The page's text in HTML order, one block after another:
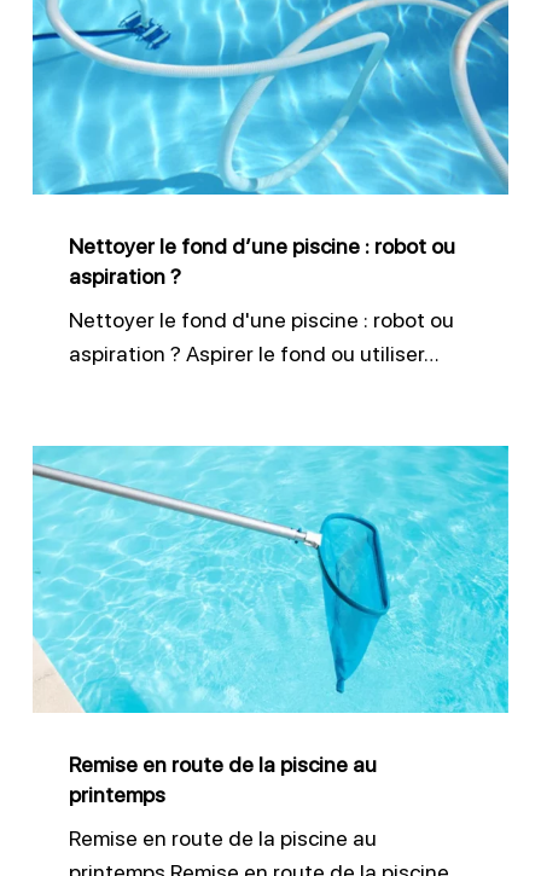
fond
d’une
piscine
robot
aspiration
Nettoyer le fond d’une piscine : robot ou
aspiration ?
Nettoyer le fond d'une piscine : robot ou
aspiration ? Aspirer le fond ou utiliser…
Remise
en
route
de
la
piscine
Remise en route de la piscine au
printemps
Remise en route de la piscine au